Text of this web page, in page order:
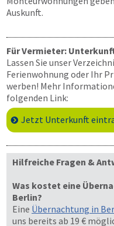
Auskunft.
Für Vermieter:
Lassen Sie unser
Ferienwohnung oder Ihr
werben! Mehr
folgenden Link:
Jetzt Unterkunft
Hilfreiche Fragen &
Was kostet eine
Berlin?
Eine Übernachtung in
uns bereits ab 19 €